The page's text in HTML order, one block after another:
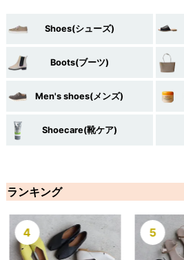
Shoes(シューズ)
Boots(ブーツ)
Men's shoes(メンズ)
Shoecare(靴ケア)
ランキング